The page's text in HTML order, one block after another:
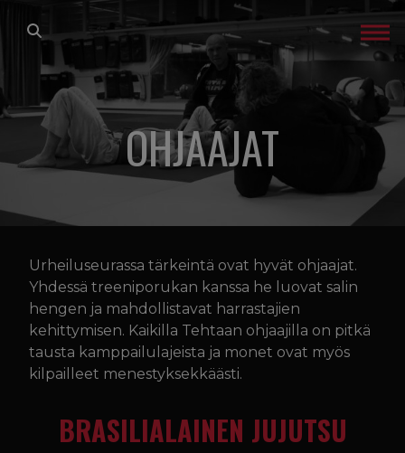
Siirry sisältöön
ETUSIVU
LAJIT
TREENIT
Hinnasto
Vierailijoille
Kilpailijoille
Open mat
OHJAAJAT
Urheiluseurassa tärkeintä ovat hyvät ohjaajat.
Yhdessä treeniporukan kanssa he luovat salin
hengen ja mahdollistavat harrastajien
kehittymisen. Kaikilla Tehtaan ohjaajilla on pitkä
tausta kamppailulajeista ja monet ovat myös
kilpailleet menestyksekkäästi.
BRASILIALAINEN JUJUTSU